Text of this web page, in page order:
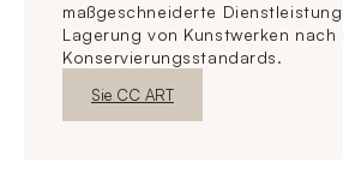
maßgeschneiderte
Lagerung von Kunstwerken nach
Konservierungsstandards.
Neues FensterEntdecken
Sie CC ART